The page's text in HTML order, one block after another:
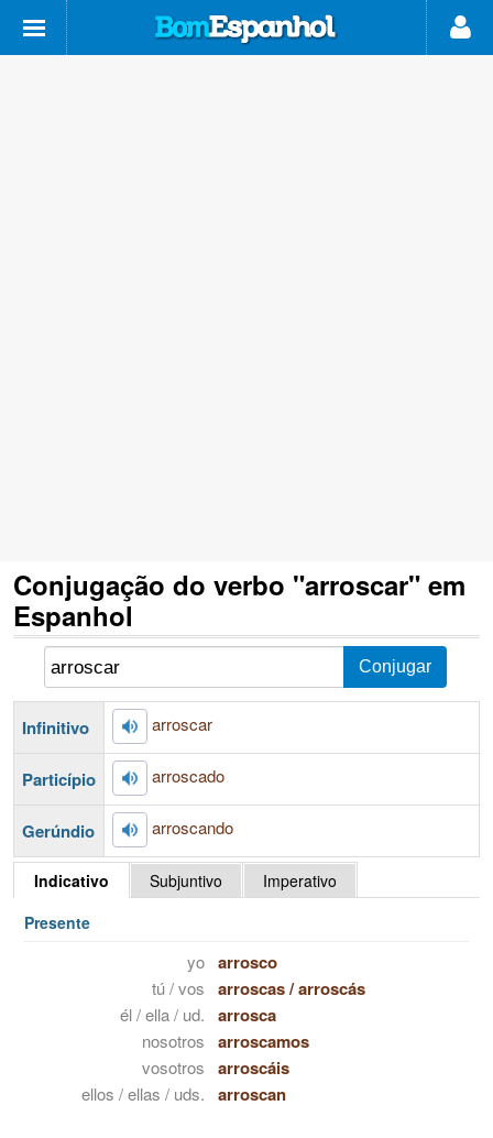
Conjugação do verbo "arroscar" em
Espanhol
Infinitivo arroscar
Particípio arroscado
Gerúndio arroscando
Indicativo Subjuntivo
Imperativo
Presente
yo arrosco
tú / vos arroscas/arroscás
él / ella / ud. arrosca
nosotros arroscamos
vosotros arroscáis
ellos / ellas / uds. arroscan